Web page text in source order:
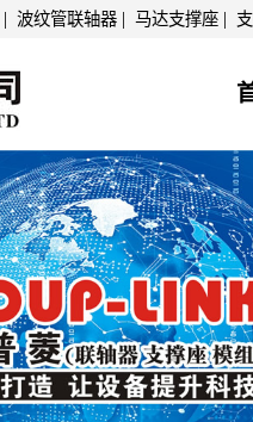
| 波纹管联轴器 | 马达支撑座 |